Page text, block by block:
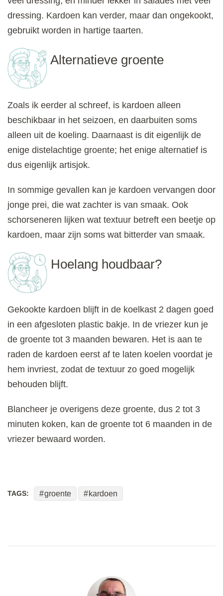
dressing. Kardoen kan verder, maar dan ongekookt,
gebruikt worden in hartige taarten.
Alternatieve groente
Zoals ik eerder al schreef, is kardoen alleen
beschikbaar in het seizoen, en daarbuiten soms
alleen uit de koeling. Daarnaast is dit eigenlijk de
enige distelachtige groente; het enige alternatief is
dus eigenlijk artisjok.
In sommige gevallen kan je kardoen vervangen door
jonge prei, die wat zachter is van smaak. Ook
schorseneren lijken wat textuur betreft een beetje op
kardoen, maar zijn soms wat bitterder van smaak.
Hoelang houdbaar?
Gekookte kardoen blijft in de koelkast 2 dagen goed
in een afgesloten plastic bakje. In de vriezer kun je
de groente tot 3 maanden bewaren. Het is aan te
raden de kardoen eerst af te laten koelen voordat je
hem invriest, zodat de textuur zo goed mogelijk
behouden blijft.
Blancheer je overigens deze groente, dus 2 tot 3
minuten koken, kan de groente tot 6 maanden in de
vriezer bewaard worden.
TAGS: groente kardoen